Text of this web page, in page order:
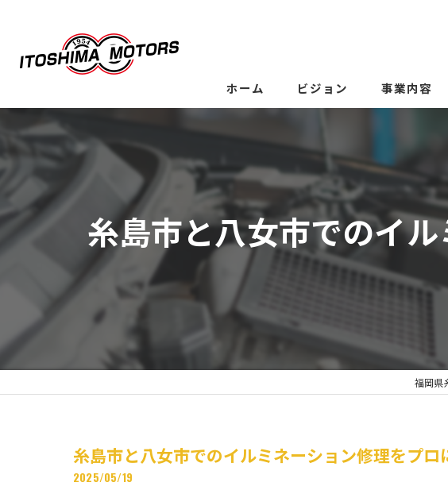
ホーム ビジョン 事業内容
糸島市と八女市でのイ
福岡県
糸島市と八女市でのイルミネーション修理をプロ
2025/05/19